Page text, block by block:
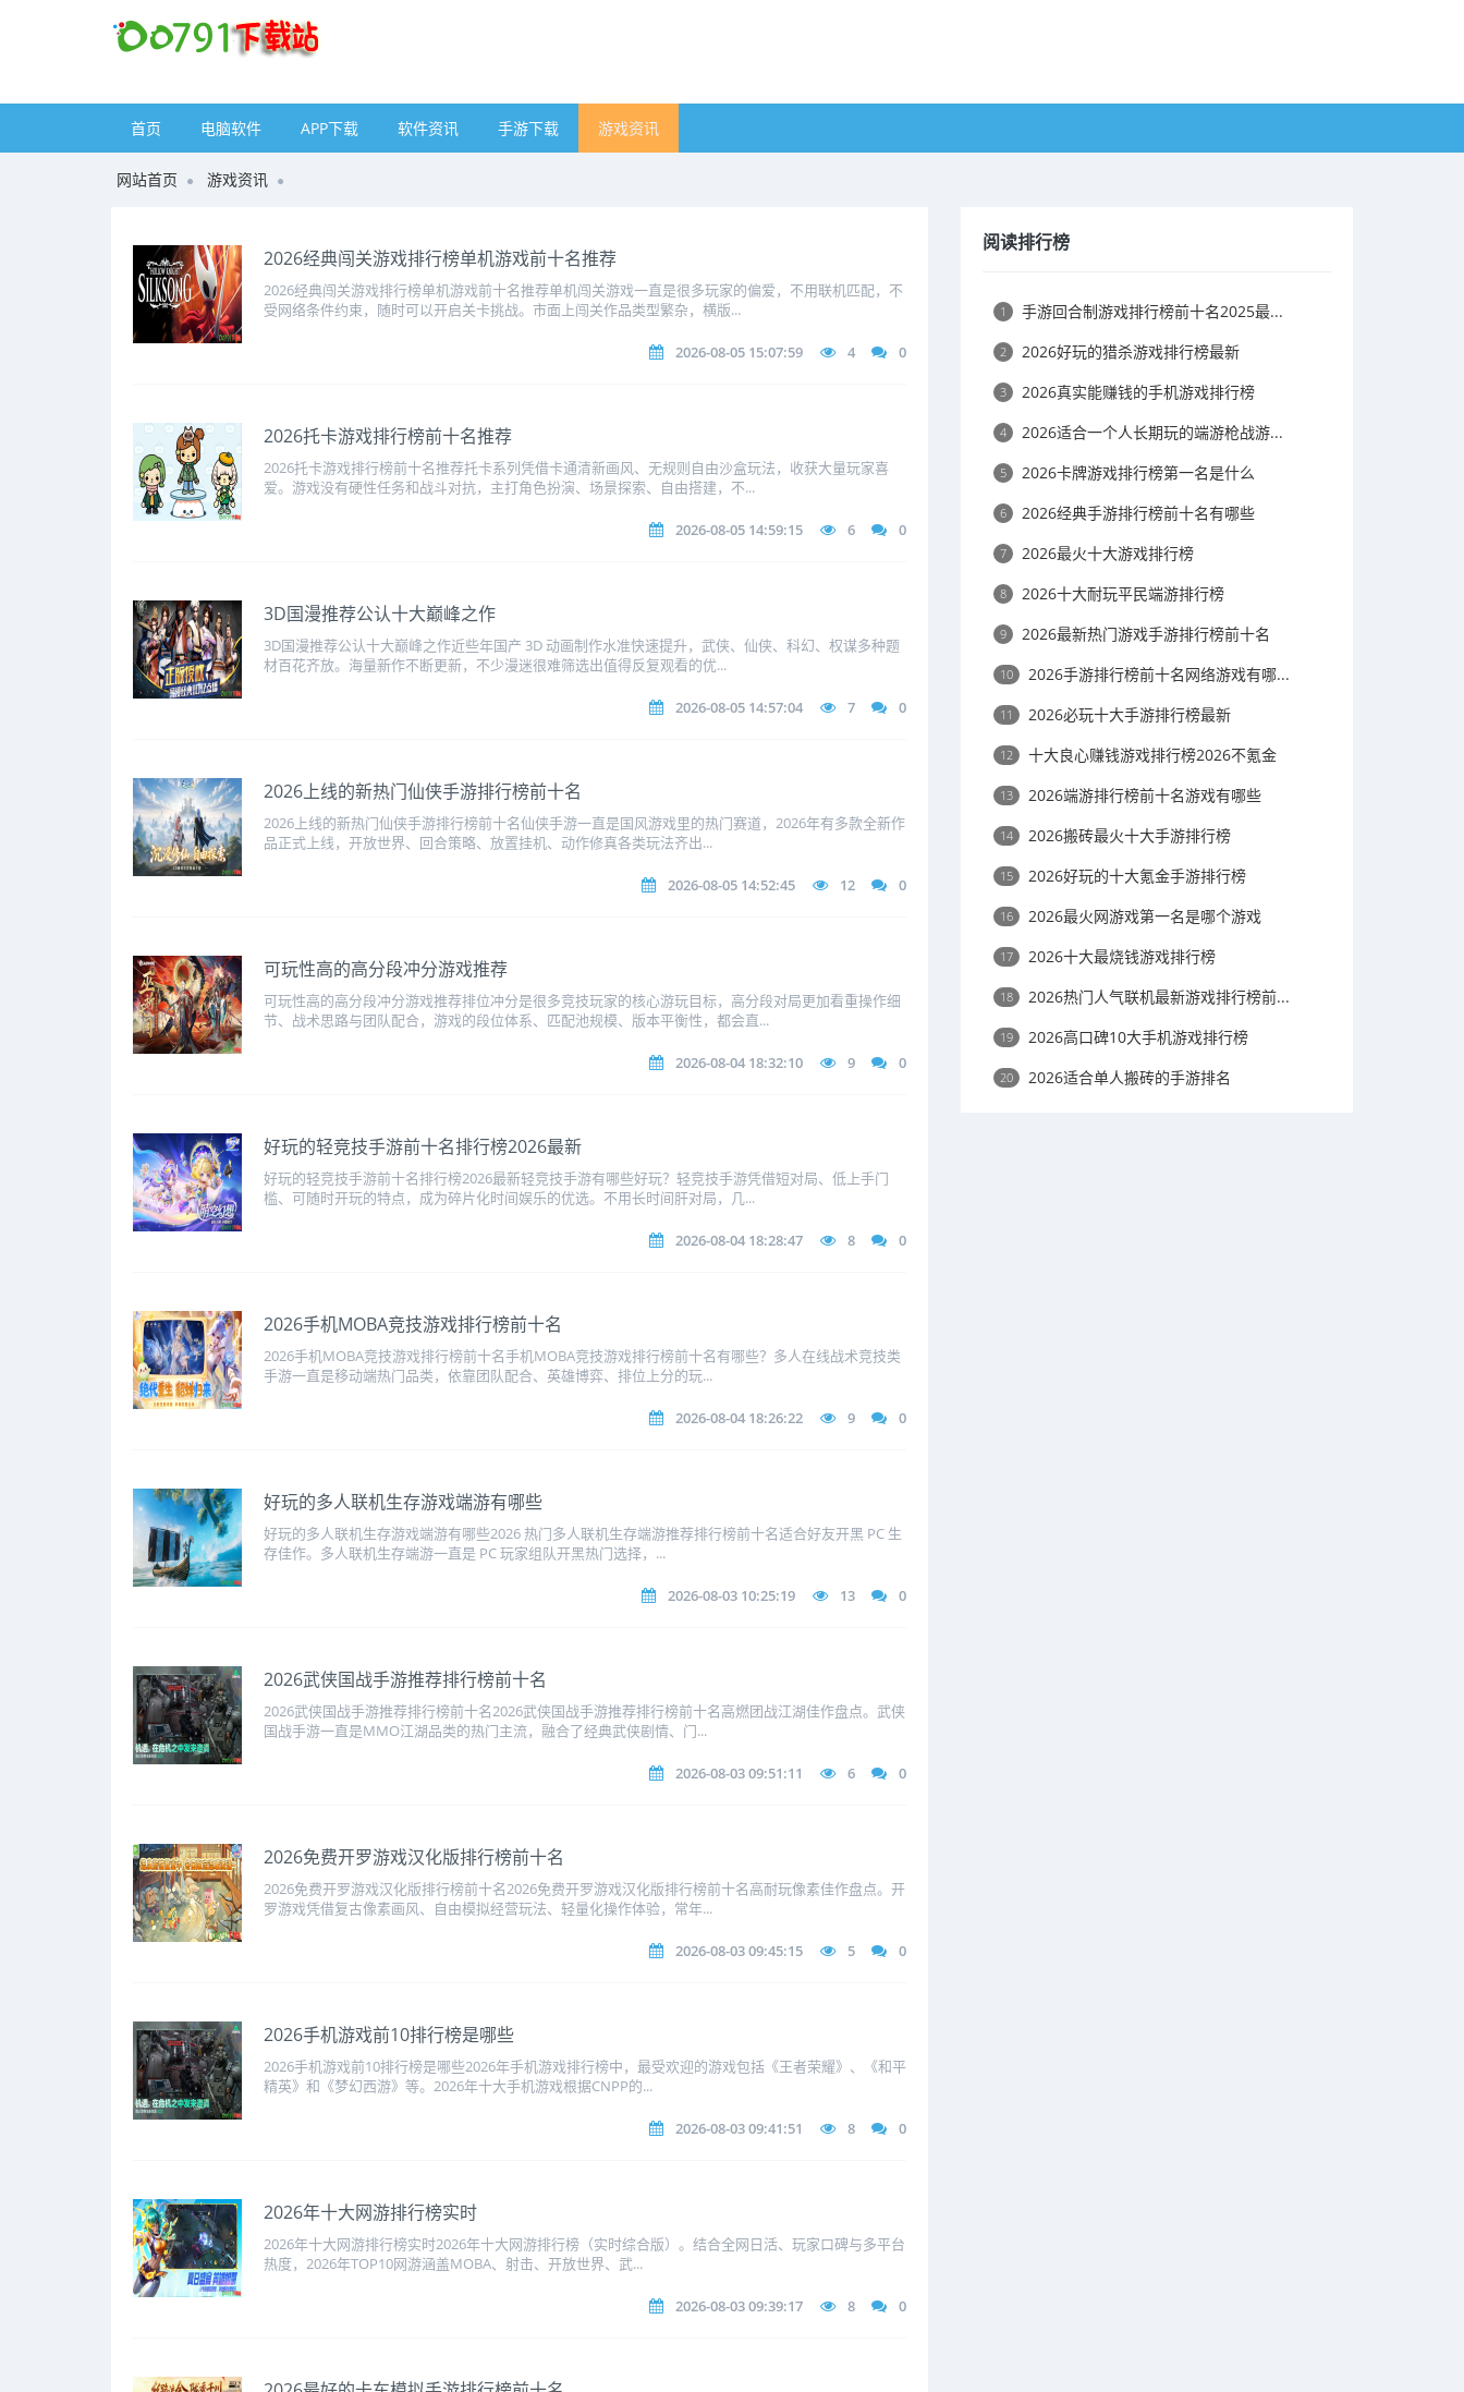
首页 电脑软件 APP下载 软件资讯 手游下载 游戏资讯
网站首页 游戏资讯
2026经典闯关游戏排行榜单机游戏前十名推荐
2026经典闯关游戏排行榜单机游戏前十名推荐单机闯关游戏一直是很多玩家的偏爱，不用联机匹配，不
受网络条件约束，随时可以开启关卡挑战。市面上闯关作品类型繁杂，横版...
2026-08-05 15:07:59 4 0
2026托卡游戏排行榜前十名推荐
2026托卡游戏排行榜前十名推荐托卡系列凭借卡通清新画风、无规则自由沙盒玩法，收获大量玩家喜
爱。游戏没有硬性任务和战斗对抗，主打角色扮演、场景探索、自由搭建，不...
2026-08-05 14:59:15 6 0
3D国漫推荐公认十大巅峰之作
3D国漫推荐公认十大巅峰之作近些年国产 3D 动画制作水准快速提升，武侠、仙侠、科幻、权谋多种题
材百花齐放。海量新作不断更新，不少漫迷很难筛选出值得反复观看的优...
2026-08-05 14:57:04 7 0
2026上线的新热门仙侠手游排行榜前十名
2026上线的新热门仙侠手游排行榜前十名仙侠手游一直是国风游戏里的热门赛道，2026年有多款全新作
品正式上线，开放世界、回合策略、放置挂机、动作修真各类玩法齐出...
2026-08-05 14:52:45 12 0
可玩性高的高分段冲分游戏推荐
可玩性高的高分段冲分游戏推荐排位冲分是很多竞技玩家的核心游玩目标，高分段对局更加看重操作细
节、战术思路与团队配合，游戏的段位体系、匹配池规模、版本平衡性，都会直...
2026-08-04 18:32:10 9 0
好玩的轻竞技手游前十名排行榜2026最新
好玩的轻竞技手游前十名排行榜2026最新轻竞技手游有哪些好玩？轻竞技手游凭借短对局、低上手门
槛、可随时开玩的特点，成为碎片化时间娱乐的优选。不用长时间肝对局，几...
2026-08-04 18:28:47 8 0
2026手机MOBA竞技游戏排行榜前十名
2026手机MOBA竞技游戏排行榜前十名手机MOBA竞技游戏排行榜前十名有哪些？多人在线战术竞技类
手游一直是移动端热门品类，依靠团队配合、英雄博弈、排位上分的玩...
2026-08-04 18:26:22 9 0
好玩的多人联机生存游戏端游有哪些
好玩的多人联机生存游戏端游有哪些2026 热门多人联机生存端游推荐排行榜前十名适合好友开黑 PC 生
存佳作。多人联机生存端游一直是 PC 玩家组队开黑热门选择，...
2026-08-03 10:25:19 13 0
2026武侠国战手游推荐排行榜前十名
2026武侠国战手游推荐排行榜前十名2026武侠国战手游推荐排行榜前十名高燃团战江湖佳作盘点。武侠
国战手游一直是MMO江湖品类的热门主流，融合了经典武侠剧情、门...
2026-08-03 09:51:11 6 0
2026免费开罗游戏汉化版排行榜前十名
2026免费开罗游戏汉化版排行榜前十名2026免费开罗游戏汉化版排行榜前十名高耐玩像素佳作盘点。开
罗游戏凭借复古像素画风、自由模拟经营玩法、轻量化操作体验，常年...
2026-08-03 09:45:15 5 0
2026手机游戏前10排行榜是哪些
2026手机游戏前10排行榜是哪些2026年手机游戏排行榜中，最受欢迎的游戏包括《王者荣耀》、《和平
精英》和《梦幻西游》等。2026年十大手机游戏根据CNPP的...
2026-08-03 09:41:51 8 0
2026年十大网游排行榜实时
2026年十大网游排行榜实时2026年十大网游排行榜（实时综合版）。结合全网日活、玩家口碑与多平台
热度，2026年TOP10网游涵盖MOBA、射击、开放世界、武...
2026-08-03 09:39:17 8 0
阅读排行榜
1 手游回合制游戏排行榜前十名2025最...
2 2026好玩的猎杀游戏排行榜最新
3 2026真实能赚钱的手机游戏排行榜
4 2026适合一个人长期玩的端游枪战游...
5 2026卡牌游戏排行榜第一名是什么
6 2026经典手游排行榜前十名有哪些
7 2026最火十大游戏排行榜
8 2026十大耐玩平民端游排行榜
9 2026最新热门游戏手游排行榜前十名
10 2026手游排行榜前十名网络游戏有哪...
11 2026必玩十大手游排行榜最新
12 十大良心赚钱游戏排行榜2026不氪金
13 2026端游排行榜前十名游戏有哪些
14 2026搬砖最火十大手游排行榜
15 2026好玩的十大氪金手游排行榜
16 2026最火网游戏第一名是哪个游戏
17 2026十大最烧钱游戏排行榜
18 2026热门人气联机最新游戏排行榜前...
19 2026高口碑10大手机游戏排行榜
20 2026适合单人搬砖的手游排名